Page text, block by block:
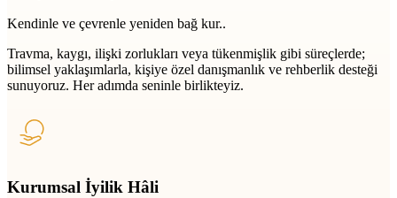
Kendinle ve çevrenle yeniden bağ kur..
Travma, kaygı, ilişki zorlukları veya tükenmişlik gibi süreçlerde;
bilimsel yaklaşımlarla, kişiye özel danışmanlık ve rehberlik desteği
sunuyoruz. Her adımda seninle birlikteyiz.
Kurumsal İyilik Hâli